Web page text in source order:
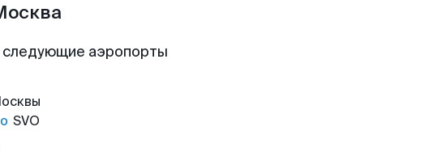
аэропорты
SVO